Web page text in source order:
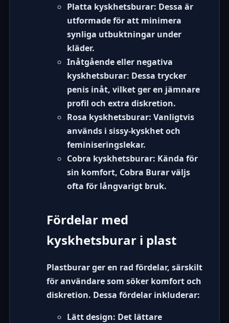
Platta kyskhetsburar: Dessa är
utformade för att minimera
synliga utbuktningar under
kläder.
Inåtgående eller negativa
kyskhetsburar: Dessa trycker
penis inåt, vilket ger en jämnare
profil och extra diskretion.
Rosa kyskhetsburar: Vanligtvis
används i sissy-kyskhetoch
feminiseringslekar.
Cobra kyskhetsburar: Kända för
sin komfort, Cobra Burar väljs
ofta för långvarigt bruk.
Fördelar med
kyskhetsburar i plast
Plastburar ger en rad fördelar, särskilt
för användare som söker komfort och
diskretion. Dessa fördelar inkluderar:
Lätt design: Det lättare